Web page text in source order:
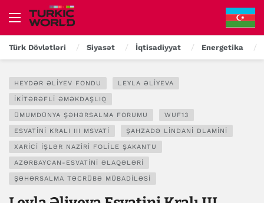
Türk Dövlətləri Siyasət İqtisadiyyat Energetika
HEYDƏR ƏLIYEV FONDU LEYLA ƏLIYEVA
IKITƏRƏFLI ƏMƏKDAŞLIQ
ÜMUMDÜNYA ŞƏHƏRSALMA FORUMU WUF13
ESVATINI KRALI III MSVATI ŞAHZADƏ LINDANI DLAMINI
XARICI IŞLƏR NAZIRI FOLILE ŞAKANTU
AZƏRBAYCAN-ESVATINI ƏLAQƏLƏRI
ŞƏHƏRSALMA TƏCRÜBƏ MÜBADILƏSI